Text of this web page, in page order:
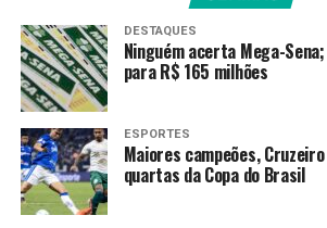
fachada utilizadas como “laranjas”
os recursos eram redistribuídos e
financeiro formal, dificultando o
origem ilícita.
A pedido do Gaeco, a Justiça expediu
busca e apreensão, que foram
Polícia Civil. A investigação foi iniciada
DESTAQUES
Ninguém acerta Mega-
para R$ 165 milhões
ESPORTES
Maiores campeões,
quartas da Copa do Brasil